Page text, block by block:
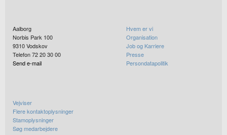
Aalborg
Norbis Park 100
9310Vodskov
Telefon 72 20 30 00
Send e-mail
Hvem er vi
Organisation
Job og Karriere
Presse
Persondatapolitik
Vejviser
Flere kontaktoplysninger
Stamoplysninger
Søg medarbejdere